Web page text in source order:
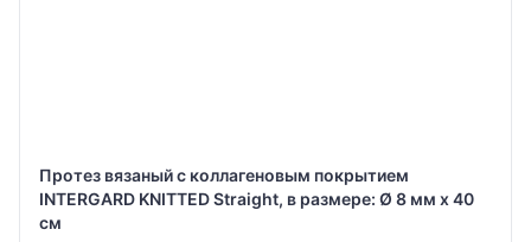
Протез вязаный с коллагеновым покрытием
INTERGARD KNITTED Straight, в размере: Ø 8 мм х 40
см